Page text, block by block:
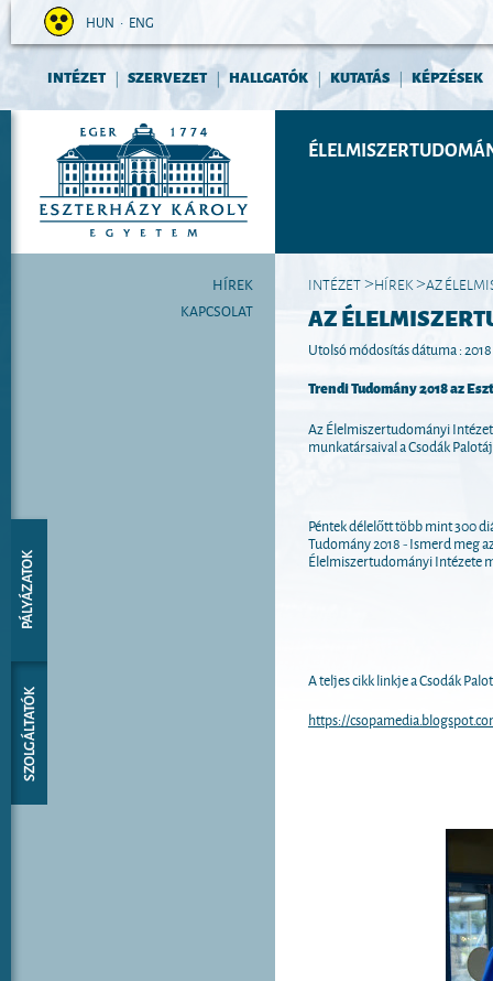
HUN • ENG
INTÉZET | SZERVEZET | HALLGATÓK | KUTATÁS | KÉPZÉSEK
HÍREK
KAPCSOLAT
INTÉZET>HÍREK>AZ
AZ
Utolsó módosítás dátuma :
Trendi Tudomány 2018 az
Az Élelmiszertudományi Intézet
munkatársaival a Csodák
Péntek délelőtt több mint 300
Tudomány 2018 - Ismerd meg
Élelmiszertudományi Intézete
A teljes cikk linkje a Csodák
https://